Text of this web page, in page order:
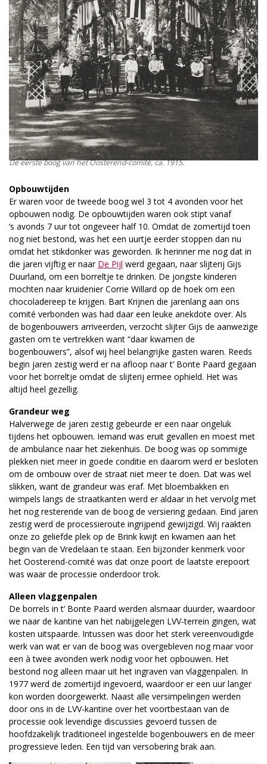
De eerste boog van het Oosterend-comité, ca. 1915.
Opbouwtijden
Er waren voor de tweede boog wel 3 tot 4 avonden voor het
opbouwen nodig. De opbouwtijden waren ook stipt vanaf
‘s avonds 7 uur tot ongeveer half 10. Omdat de zomertijd toen
nog niet bestond, was het een uurtje eerder stoppen dan nu
omdat het stikdonker was geworden. Ik herinner me nog dat in
die jaren vijftig er naar De Pijl werd gegaan, naar slijterij Gijs
Duurland, om een borreltje te drinken. De jongste kinderen
mochten naar kruidenier Corrie Willard op de hoek om een
chocoladereep te krijgen. Bart Krijnen die jarenlang aan ons
comité verbonden was had daar een leuke anekdote over. Als
de bogenbouwers arriveerden, verzocht slijter Gijs de aanwezige
gasten om te vertrekken want “daar kwamen de
bogenbouwers”, alsof wij heel belangrijke gasten waren. Reeds
begin jaren zestig werd er na afloop naar t’ Bonte Paard gegaan
voor het borreltje omdat de slijterij ermee ophield. Het was
altijd heel gezellig.
Grandeur weg
Halverwege de jaren zestig gebeurde er een naar ongeluk
tijdens het opbouwen. Iemand was eruit gevallen en moest met
de ambulance naar het ziekenhuis. De boog was op sommige
plekken niet meer in goede conditie en daarom werd er besloten
om de ombouw over de straat niet meer te doen. Dat was wel
slikken, want de grandeur was eraf. Met bloembakken en
wimpels langs de straatkanten werd er aldaar in het vervolg met
het nog resterende van de boog de versiering gedaan. Eind jaren
zestig werd de processieroute ingrijpend gewijzigd. Wij raakten
onze zo geliefde plek op de Brink kwijt en kwamen aan het
begin van de Vredelaan te staan. Een bijzonder kenmerk voor
het Oosterend-comité was dat onze poort de laatste erepoort
was waar de processie onderdoor trok.
Alleen vlaggenpalen
De borrels in t’ Bonte Paard werden alsmaar duurder, waardoor
we naar de kantine van het nabijgelegen LVV-terrein gingen, wat
kosten uitspaarde. Intussen was door het sterk vereenvoudigde
werk van wat er van de boog was overgebleven nog maar voor
een à twee avonden werk nodig voor het opbouwen. Het
bestond nog alleen maar uit het ingraven van vlaggenpalen. In
1977 werd de zomertijd ingevoerd, waardoor er een uur langer
kon worden doorgewerkt. Naast alle versimpelingen werden
door ons in de LVV-kantine over het voortbestaan van de
processie ook levendige discussies gevoerd tussen de
hoofdzakelijk traditioneel ingestelde bogenbouwers en de meer
progressieve leden. Een tijd van versobering brak aan.